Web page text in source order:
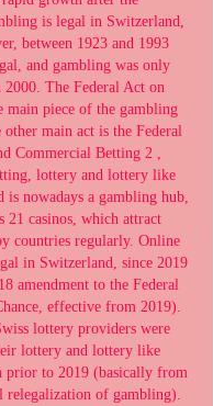
is legal in Switzerland,
between 1923 and 1993
and gambling was only
The Federal Act on
main piece of the gambling
main act is the Federal
Commercial Betting 2 ,
lottery and lottery like
is nowadays a gambling hub,
21 casinos, which attract
countries regularly. Online
in Switzerland, since 2019
amendment to the Federal
effective from 2019).
lottery providers were
lottery and lottery like
prior to 2019 (basically from
relegalization of gambling).